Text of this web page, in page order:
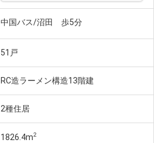
中国バス/沼田 歩5分
51戸
RC造ラーメン構造13階建
2種住居
1826.4m2